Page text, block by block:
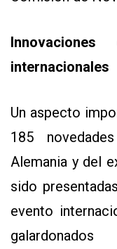
internacionales
Un aspecto
185
Alemania y del
sido
evento